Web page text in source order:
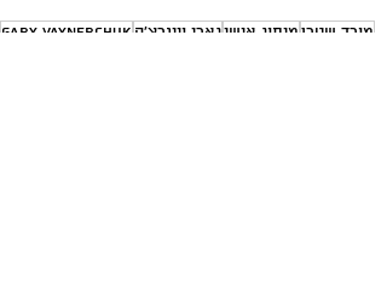
מורד שטרןמיתוג אישיגארי ויינרצ׳ק Gary Vaynerchuk